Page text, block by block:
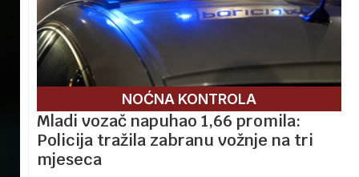
NOĆNA KONTROLA
Mladi vozač napuhao 1,66 promila:
Policija tražila zabranu vožnje na tri
mjeseca